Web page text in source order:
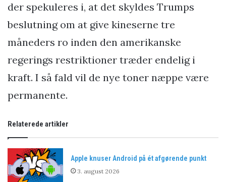
der spekuleres i, at det skyldes Trumps
beslutning om at give kineserne tre
måneders ro inden den amerikanske
regerings restriktioner træder endelig i
kraft. I så fald vil de nye toner næppe være
permanente.
Relaterede artikler
Apple knuser Android på ét afgørende punkt
3. august 2026